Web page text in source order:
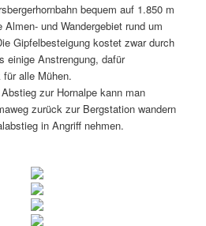
bequem auf 1.850 m
und Wandergebiet rund um
Gipfelbesteigung kostet zwar durch
einige Anstrengung, dafür
alle Mühen.
zur Hornalpe kann man
zurück zur Bergstation wandern
in Angriff nehmen.